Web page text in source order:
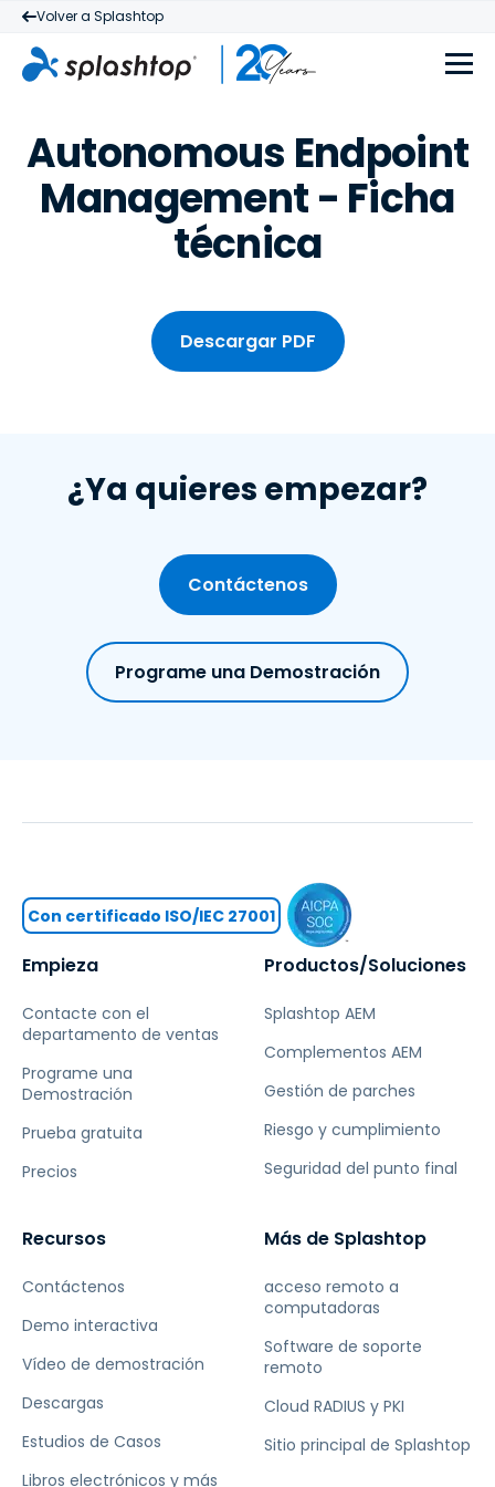
Volver a Splashtop
Autonomous Endpoint
Management - Ficha
técnica
Descargar PDF
¿Ya quieres empezar?
Contáctenos
Programe una Demostración
Empieza
Contacte con el
departamento de ventas
Programe una
Demostración
Prueba gratuita
Precios
Productos/Soluciones
Splashtop AEM
Complementos AEM
Gestión de parches
Riesgo y cumplimiento
Seguridad del punto final
Recursos
Contáctenos
Demo interactiva
Vídeo de demostración
Descargas
Estudios de Casos
Libros electrónicos y más
Más de Splashtop
acceso remoto a
computadoras
Software de soporte
remoto
Cloud RADIUS y PKI
Sitio principal de Splashtop
Con certificado ISO/IEC 27001